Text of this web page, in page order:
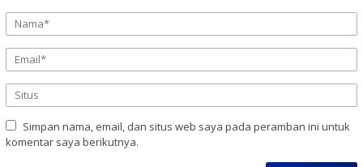
Simpan nama, email, dan situs web saya pada peramban ini untuk
komentar saya berikutnya.